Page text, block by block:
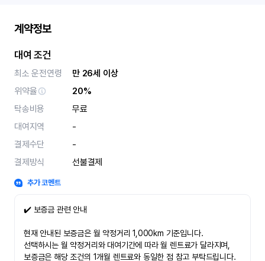
계약정보
대여 조건
최소 운전연령
만 26세 이상
위약율
20%
탁송비용
무료
대여지역
-
결제수단
-
결제방식
선불결제
추가 코멘트
✔️ 보증금 관련 안내
현재 안내된 보증금은 월 약정거리 1,000km 기준입니다.
선택하시는 월 약정거리와 대여기간에 따라 월 렌트료가 달라지며,
보증금은 해당 조건의 1개월 렌트료와 동일한 점 참고 부탁드립니다.